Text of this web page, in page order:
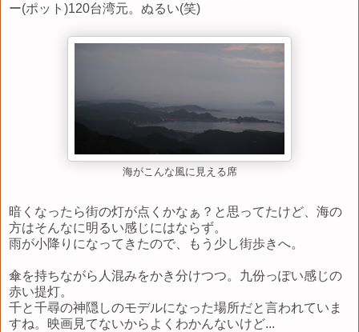
ー(ポット)120台湾元。ぬるい(笑)
海がこんな風に見える席
暗くなったら街の灯が点くかなぁ？と思ってたけど、海の
方はそんなに明るい感じにはならず。
雨が小降りになってきたので、もう少し街歩きへ。
傘を持ちながら人混みをかき分けつつ。九份っぽい感じの
赤い提灯。
千と千尋の神隠しのモデルになった場所だと言われていま
すね。映画見てないからよくわかんないけど...